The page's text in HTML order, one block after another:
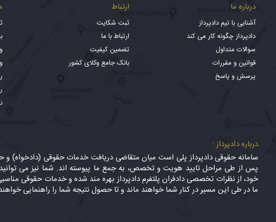
درباره ما
آشنایی با تیم دادپرداز
دادپرداز چگونه کار می کند
سوالات متداول
قوانین و مقررات
پرسش و پاسخ
ارتباط
ثبت شکایت
ارتباط با ما
تضمین کیفیت
بانک جامع وکلای کشور
درباره دادپرداز :
سامانه حقوقی دادپرداز پلی است میان متقاضی دریافت خدمات حقوقی (دادخواه) و
پس از طی مراحل تایید هویت و تخصص، به جمع ما پیوسته اند. شما نیز می
خود، از نظرات تخصصی دادفران پلتفرم دادپرداز بهره مند شده و خدمات حقوقی
ما در طی این مسیر در کنار شما خواهند ماند و تا حصول نتیجه شما را راهنمایی